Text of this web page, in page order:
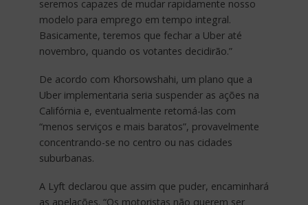
seremos capazes de mudar rapidamente nosso
modelo para emprego em tempo integral.
Basicamente, teremos que fechar a Uber até
novembro, quando os votantes decidirão.”
De acordo com Khorsowshahi, um plano que a
Uber implementaria seria suspender as ações na
Califórnia e, eventualmente retomá-las com
“menos serviços e mais baratos”, provavelmente
concentrando-se no centro ou nas cidades
suburbanas.
A Lyft declarou que assim que puder, encaminhará
as apelações. “Os motoristas não querem ser